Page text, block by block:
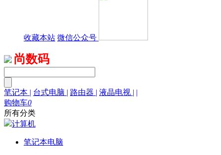
收藏本站 微信公众号
尚数码
笔记本 | 台式电脑 | 路由器 | 液晶电视 | |
购物车0
所有分类
计算机
笔记本电脑